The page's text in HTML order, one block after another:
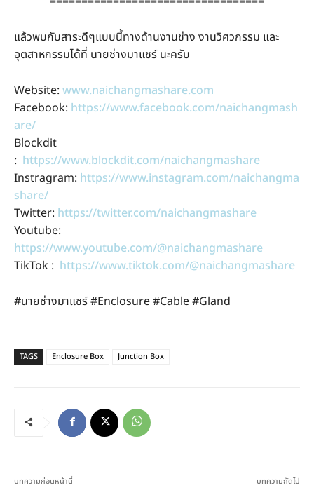
แล้วพบกับสาระดีๆแบบนี้ทางด้านงานช่าง งานวิศวกรรม และ
อุตสาหกรรมได้ที่ นายช่างมาแชร์ นะครับ
Website: www.naichangmashare.com
Facebook: https://www.facebook.com/naichangmash
are/
Blockdit
: https://www.blockdit.com/naichangmashare
Instragram: https://www.instagram.com/naichangma
share/
Twitter: https://twitter.com/naichangmashare
Youtube:
https://www.youtube.com/@naichangmashare
TikTok : https://www.tiktok.com/@naichangmashare
#นายช่างมาแชร์ #Enclosure #Cable #Gland
TAGS Enclosure Box Junction Box
บทความก่อนหน้านี้ บทความถัดไป